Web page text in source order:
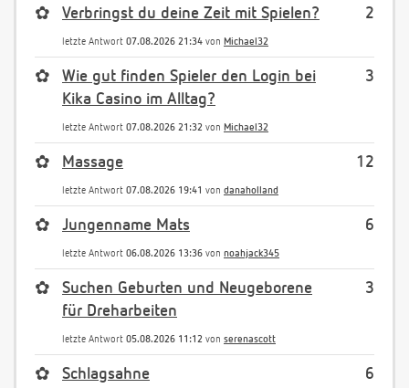
2
✿ Verbringst du deine Zeit mit Spielen?
letzte Antwort 07.08.2026 21:34 von Michael32
3
✿
Wie gut finden Spieler den Login bei
Kika Casino im Alltag?
letzte Antwort 07.08.2026 21:32 von Michael32
12
✿ Massage
letzte Antwort 07.08.2026 19:41 von danaholland
6
✿ Jungenname Mats
letzte Antwort 06.08.2026 13:36 von noahjack345
3
✿
Suchen Geburten und Neugeborene
für Dreharbeiten
letzte Antwort 05.08.2026 11:12 von serenascott
6
✿ Schlagsahne